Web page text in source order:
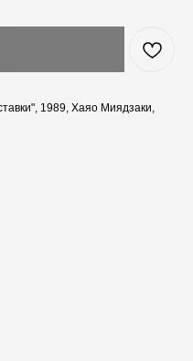
1989, Хаяо Миядзаки,